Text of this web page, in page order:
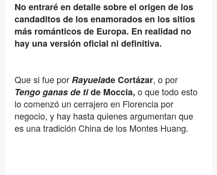
No entraré en detalle sobre el origen de los
candaditos de los enamorados en los sitios
más románticos de Europa. En realidad no
hay una versión oficial ni definitiva.
Que si fue porRayuelade Cortázar, o por
Tengo ganas de tide Moccia, o que todo esto
lo comenzó un cerrajero en Florencia por
negocio, y hay hasta quienes argumentan que
es una tradición China de los Montes Huang.